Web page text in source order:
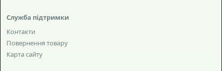
Служба підтримки
Контакти
Повернення товару
Карта сайту